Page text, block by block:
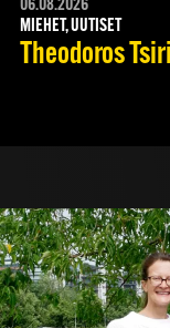
06.08.2026
MIEHET, UUTISET
Theodoros